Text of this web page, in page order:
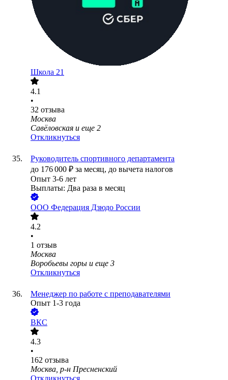
Школа 21
4.1
•
32 отзыва
Москва
Савёловская и еще 2
Откликнуться
Руководитель спортивного департамента
до 176 000 ₽ за месяц, до вычета налогов
Опыт 3-6 лет
Выплаты: Два раза в месяц
ООО Федерация Дзюдо России
4.2
•
1 отзыв
Москва
Воробьевы горы и еще 3
Откликнуться
Менеджер по работе с преподавателями
Опыт 1-3 года
ВКС
4.3
•
162 отзыва
Москва, р-н Пресненский